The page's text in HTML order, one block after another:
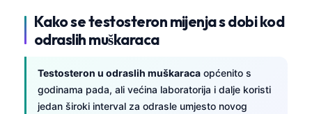
Kako se testosteron mijenja s dobi kod
odraslih muškaraca
Testosteron u odraslih muškaraca općenito s
godinama pada, ali većina laboratorija i dalje koristi
jedan široki interval za odrasle umjesto novog